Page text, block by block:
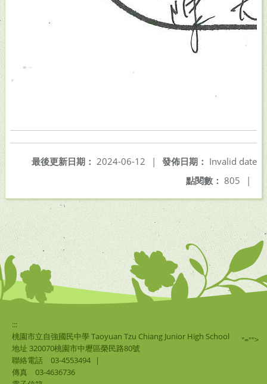
發佈日期： Invalid date
最後更新日期： 2024-06-12
|
點閱數： 805 |
:::
桃園市立自強國民中學 Taoyuan Tzu Chiang Junior High School
地址 320070桃園市中壢區榮民路80號
聯絡電話
03-4553494
|
傳真
03-4636736
"="">